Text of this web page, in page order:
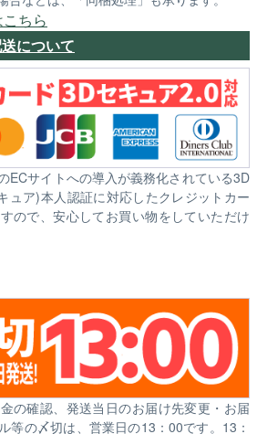
ちら
について
ECサイトへの導入が義務化されている3D
ュア)本人認証に対応したクレジットカー
ので、安心してお買い物をしていただけ
の確認、発送当日のお届け先変更・お届
等の〆切は、営業日の13：00です。13：